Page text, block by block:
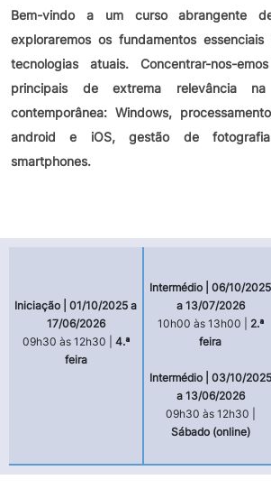
Bem-vindo a um curso abrangente
exploraremos os fundamentos
tecnologias atuais. Concentrar-nos-
principais de extrema relevância
contemporânea: Windows,
android e iOS, gestão de
smartphones.
Iniciação | 01/10/2025 a
17/06/2026
09h30 às 12h30 | 4.ª
feira
Intermédio | 06/10/2025
a 13/07/2026
10h00 às 13h00 | 2.ª
feira
Intermédio | 03/10/2025
a 13/06/2026
09h30 às 12h30 |
Sábado (online)